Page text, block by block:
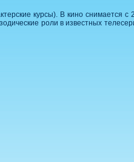
курсы). В кино снимается
роли в известных